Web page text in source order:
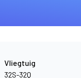
Vliegtuig
32S-32Q